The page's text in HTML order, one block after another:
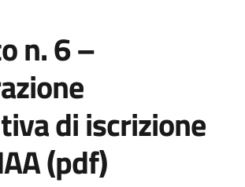
n. 6 –
di iscrizione
(pdf)